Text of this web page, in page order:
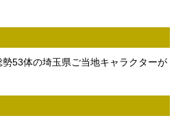
53体の埼玉県ご当地キャラクターが